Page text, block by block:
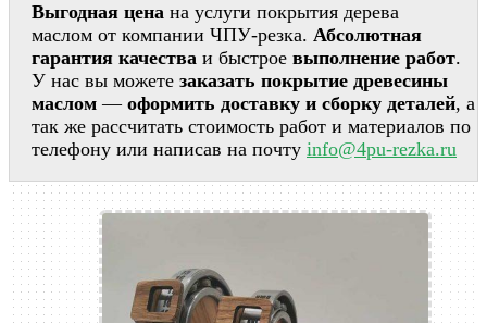
Выгодная цена на услуги покрытия дерева
маслом от компании ЧПУ-резка. Абсолютная
гарантия качества и быстрое выполнение работ.
У нас вы можете заказать покрытие древесины
маслом — оформить доставку и сборку деталей, а
так же рассчитать стоимость работ и материалов по
телефону или написав на почту info@4pu-rezka.ru